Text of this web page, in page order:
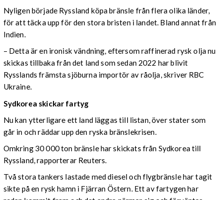
Nyligen började Ryssland köpa bränsle från flera olika länder,
för att täcka upp för den stora bristen i landet. Bland annat från
Indien.
– Detta är en ironisk vändning, eftersom raffinerad rysk olja nu
skickas tillbaka från det land som sedan 2022 har blivit
Rysslands främsta sjöburna importör av råolja, skriver RBC
Ukraine.
Sydkorea skickar fartyg
Nu kan ytterligare ett land läggas till listan, över stater som
går in och räddar upp den ryska bränslekrisen.
Omkring 30 000 ton bränsle har skickats från Sydkorea till
Ryssland, rapporterar Reuters.
Två stora tankers lastade med diesel och flygbränsle har tagit
sikte på en rysk hamn i Fjärran Östern. Ett av fartygen har